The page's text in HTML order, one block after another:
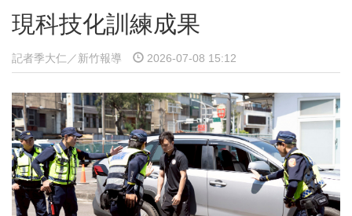
現科技化訓練成果
記者季大仁／新竹報導 2026-07-08 15:12